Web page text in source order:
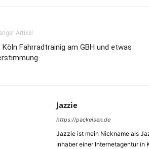
Artikel
Köln Fahrradtrainig am GBH und etwas
Jazzie
https://packeisen.de
Jazzie ist mein Nickname als
Inhaber einer Internetagentur in